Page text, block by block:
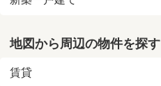
地図から周辺の物件を探す
賃貸